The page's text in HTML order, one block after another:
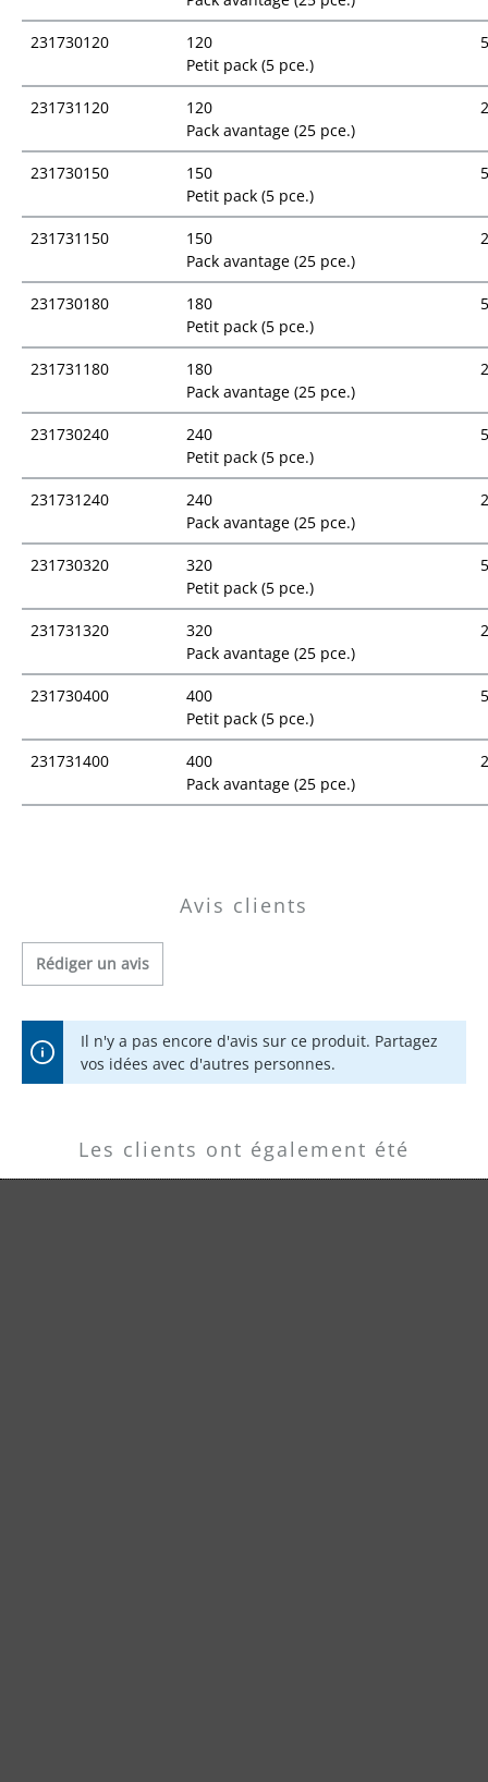
231730120
120
Petit pack (5 pce.)
5
231731120
120
Pack avantage (25 pce.)
231730150
150
Petit pack (5 pce.)
5
231731150
150
Pack avantage (25 pce.)
231730180
180
Petit pack (5 pce.)
5
231731180
180
Pack avantage (25 pce.)
231730240
240
Petit pack (5 pce.)
5
231731240
240
Pack avantage (25 pce.)
231730320
320
Petit pack (5 pce.)
5
231731320
320
Pack avantage (25 pce.)
231730400
400
Petit pack (5 pce.)
5
231731400
400
Pack avantage (25 pce.)
Avis clients
Rédiger un avis
Il n'y a pas encore d'avis sur ce produit. Partagez
vos idées avec d'autres personnes.
Les clients ont également été
intéressés par